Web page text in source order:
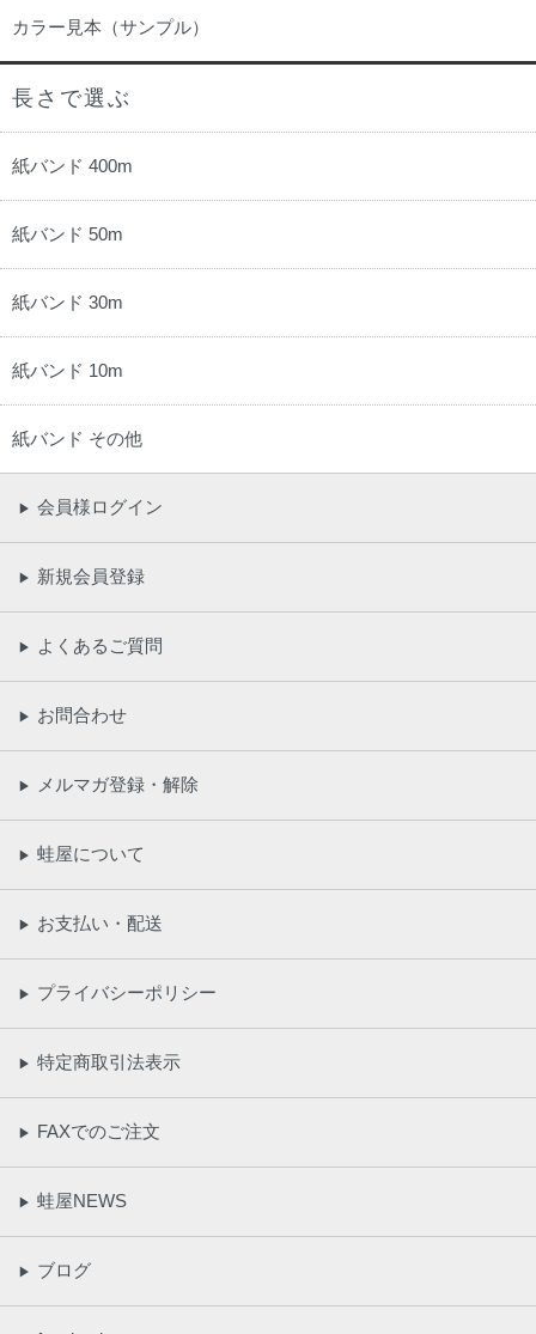
カラー見本（サンプル）
長さで選ぶ
紙バンド 400m
紙バンド 50m
紙バンド 30m
紙バンド 10m
紙バンド その他
▶ 会員様ログイン
▶ 新規会員登録
▶ よくあるご質問
▶ お問合わせ
▶ メルマガ登録・解除
▶ 蛙屋について
▶ お支払い・配送
▶ プライバシーポリシー
▶ 特定商取引法表示
▶ FAXでのご注文
▶ 蛙屋NEWS
▶ ブログ